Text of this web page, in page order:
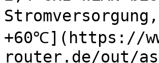
+60℃](https://
router.de/out/